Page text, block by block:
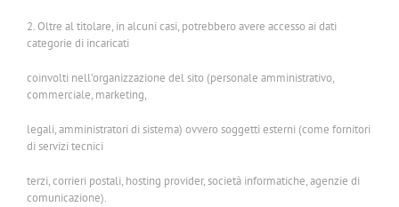
2. Oltre al titolare, in alcuni casi, potrebbero avere accesso ai dati
categorie di incaricati
coinvolti nell’organizzazione del sito (personale amministrativo,
commerciale, marketing,
legali, amministratori di sistema) ovvero soggetti esterni (come fornitori
di servizi tecnici
terzi, corrieri postali, hosting provider, società informatiche, agenzie di
comunicazione).